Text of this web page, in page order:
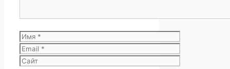
Имя
Email
Сайт